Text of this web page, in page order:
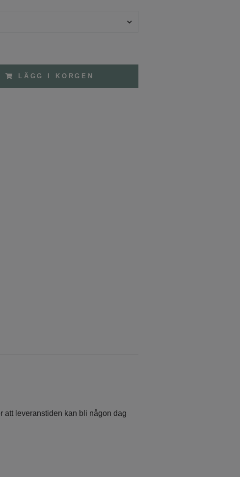
LÄGG I KORGEN
att leveranstiden kan bli någon dag